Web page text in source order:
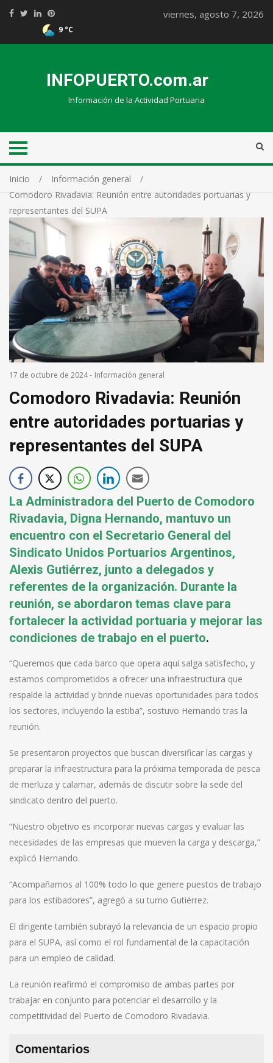
9 °C
viernes, agosto 7, 2026
INFOPUERTO.com.ar
Información de la Actividad Portuaria
Inicio
Información general
Comodoro Rivadavia: Reunión entre autoridades portuarias y
representantes del SUPA
17 de octubre de 2024- Información general
Comodoro Rivadavia: Reunión
entre autoridades portuarias y
representantes del SUPA
La Administradora del Puerto de Comodoro
Rivadavia, Digna Hernando, mantuvo un
encuentro con el Secretario General del
Sindicato Unidos Portuarios Argentinos,
Alexis Gutiérrez, junto a delegados y
referentes de la organización. Durante la
reunión, se abordaron temas clave para
fortalecer la actividad portuaria y mejorar las
condiciones de trabajo en el puerto.
“Queremos que cada barco que opera aquí salga satisfecho, y
estamos comprometidos a ofrecer una infraestructura que
respalde la actividad y brinde nuevas oportunidades para todos
los sectores, incluyendo la estiba”, sostuvo Hernando tras la
reunión.
Se presentaron proyectos que buscan diversificar las cargas y
preparar la infraestructura para la próxima temporada de pesca
de merluza y calamar, además de discutir sobre la sede del
sindicato dentro del puerto.
“Nuestro objetivo es incorporar nuevas cargas y evaluar las
necesidades de las empresas que mueven la carga y descarga,”
explicó Hernando.
“Acompañamos al 100% todo lo que genere puestos de trabajo
para los estibadores”, agregó a su turno Gutiérrez.
El dirigente también subrayó la relevancia de un espacio propio
para el SUPA, así como el rol fundamental de la capacitación
para un empleo de calidad.
La reunión reafirmó el compromiso de ambas partes por
trabajar en conjunto para potenciar el desarrollo y la
competitividad del Puerto de Comodoro Rivadavia.
Comentarios